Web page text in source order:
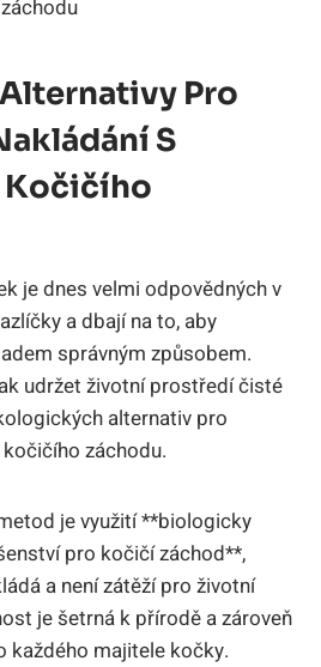
Pro
S
Kočičího
je dnes velmi odpovědných v
a dbají na to, aby
správným způsobem.
udržet životní prostředí čisté
alternativ pro
záchodu.
je využití **biologicky
pro kočičí záchod**,
a není zátěží pro životní
je šetrná k přírodě a zároveň
každého majitele kočky.